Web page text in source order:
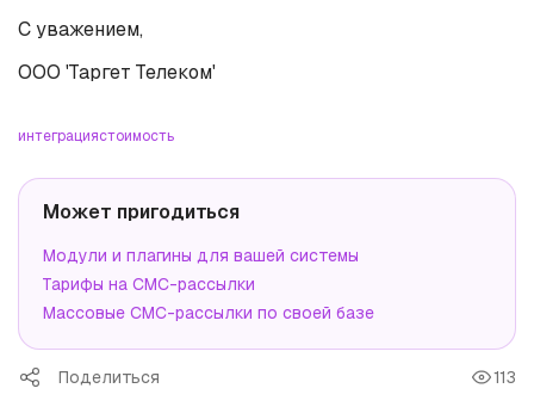
С уважением,
ООО 'Таргет Телеком'
интеграциястоимость
Может пригодиться
Модули и плагины для вашей системы
Тарифы на СМС-рассылки
Массовые СМС-рассылки по своей базе
Поделиться 113